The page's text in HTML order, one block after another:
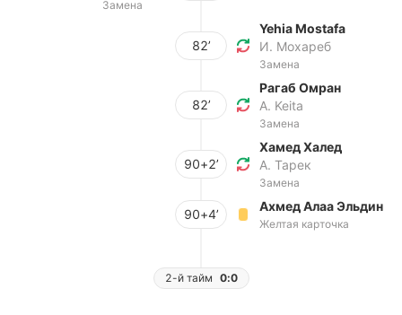
Замена
82’
Yehia Mostafa
И. Мохареб
Замена
82’
Рагаб Омран
A. Keita
Замена
90+2’
Хамед Халед
А. Тарек
Замена
90+4’
Ахмед Алаа Эльдин
Желтая карточка
2-й тайм 0:0